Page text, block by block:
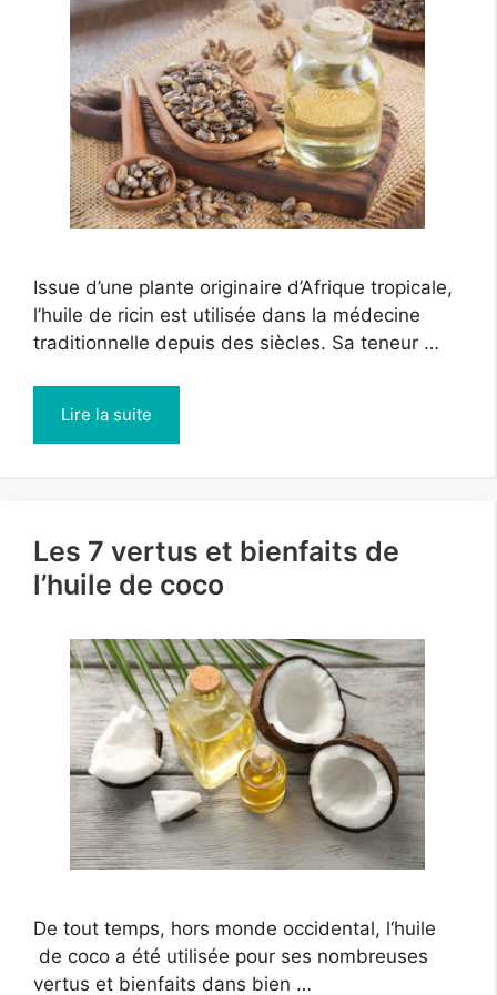
Issue d’une plante originaire d’Afrique tropicale,
l’huile de ricin est utilisée dans la médecine
traditionnelle depuis des siècles. Sa teneur …
Lire la suite
Les 7 vertus et bienfaits de
l’huile de coco
De tout temps, hors monde occidental, l‘huile
de coco a été utilisée pour ses nombreuses
vertus et bienfaits dans bien …